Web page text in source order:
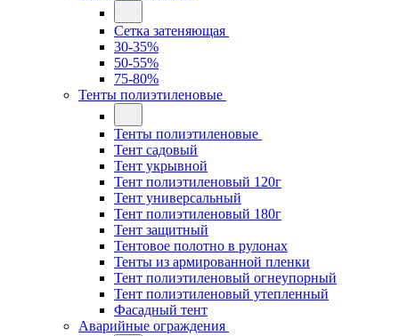
Сетка затеняющая
30-35%
50-55%
75-80%
Тенты полиэтиленовые
Тенты полиэтиленовые
Тент садовый
Тент укрывной
Тент полиэтиленовый 120г
Тент универсальный
Тент полиэтиленовый 180г
Тент защитный
Тентовое полотно в рулонах
Тенты из армированной пленки
Тент полиэтиленовый огнеупорный
Тент полиэтиленовый утепленный
Фасадный тент
Аварийные ограждения